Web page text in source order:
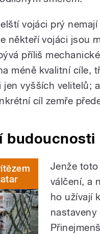
vojáci prý
někteří vojáci jsou
příliš
méně kvalitní cíle,
jen vyšších velitelů;
cíl zemře
budoucnosti
Jenže
válčení, a
ho užívají
nastaveny